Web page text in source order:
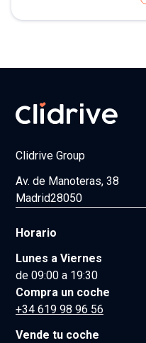
Clidrive Group
Av. de Manoteras, 38
Madrid28050
Horario
Lunes a Viernes
de 09:00 a 19:30
Compra un coche
+34 619 98 96 56
Vende tu coche